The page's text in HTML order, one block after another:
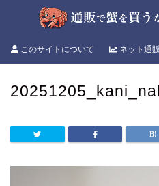
このサイトについて ネット通